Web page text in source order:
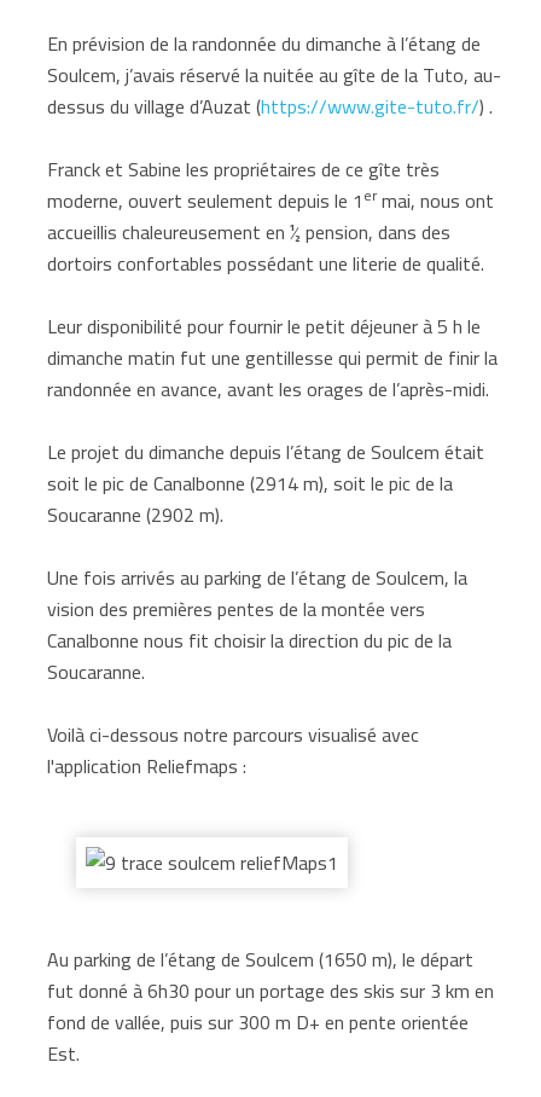
En prévision de la randonnée du dimanche à l’étang de
Soulcem, j’avais réservé la nuitée au gîte de la Tuto, au-
dessus du village d’Auzat (https://www.gite-tuto.fr/) .
Franck et Sabine les propriétaires de ce gîte très
moderne, ouvert seulement depuis le 1ermai, nous ont
accueillis chaleureusement en ½ pension, dans des
dortoirs confortables possédant une literie de qualité.
Leur disponibilité pour fournir le petit déjeuner à 5 h le
dimanche matin fut une gentillesse qui permit de finir la
randonnée en avance, avant les orages de l’après-midi.
Le projet du dimanche depuis l’étang de Soulcem était
soit le pic de Canalbonne (2914 m), soit le pic de la
Soucaranne (2902 m).
Une fois arrivés au parking de l’étang de Soulcem, la
vision des premières pentes de la montée vers
Canalbonne nous fit choisir la direction du pic de la
Soucaranne.
Voilà ci-dessous notre parcours visualisé avec
l'application Reliefmaps :
Au parking de l’étang de Soulcem (1650 m), le départ
fut donné à 6h30 pour un portage des skis sur 3 km en
fond de vallée, puis sur 300 m D+ en pente orientée
Est.